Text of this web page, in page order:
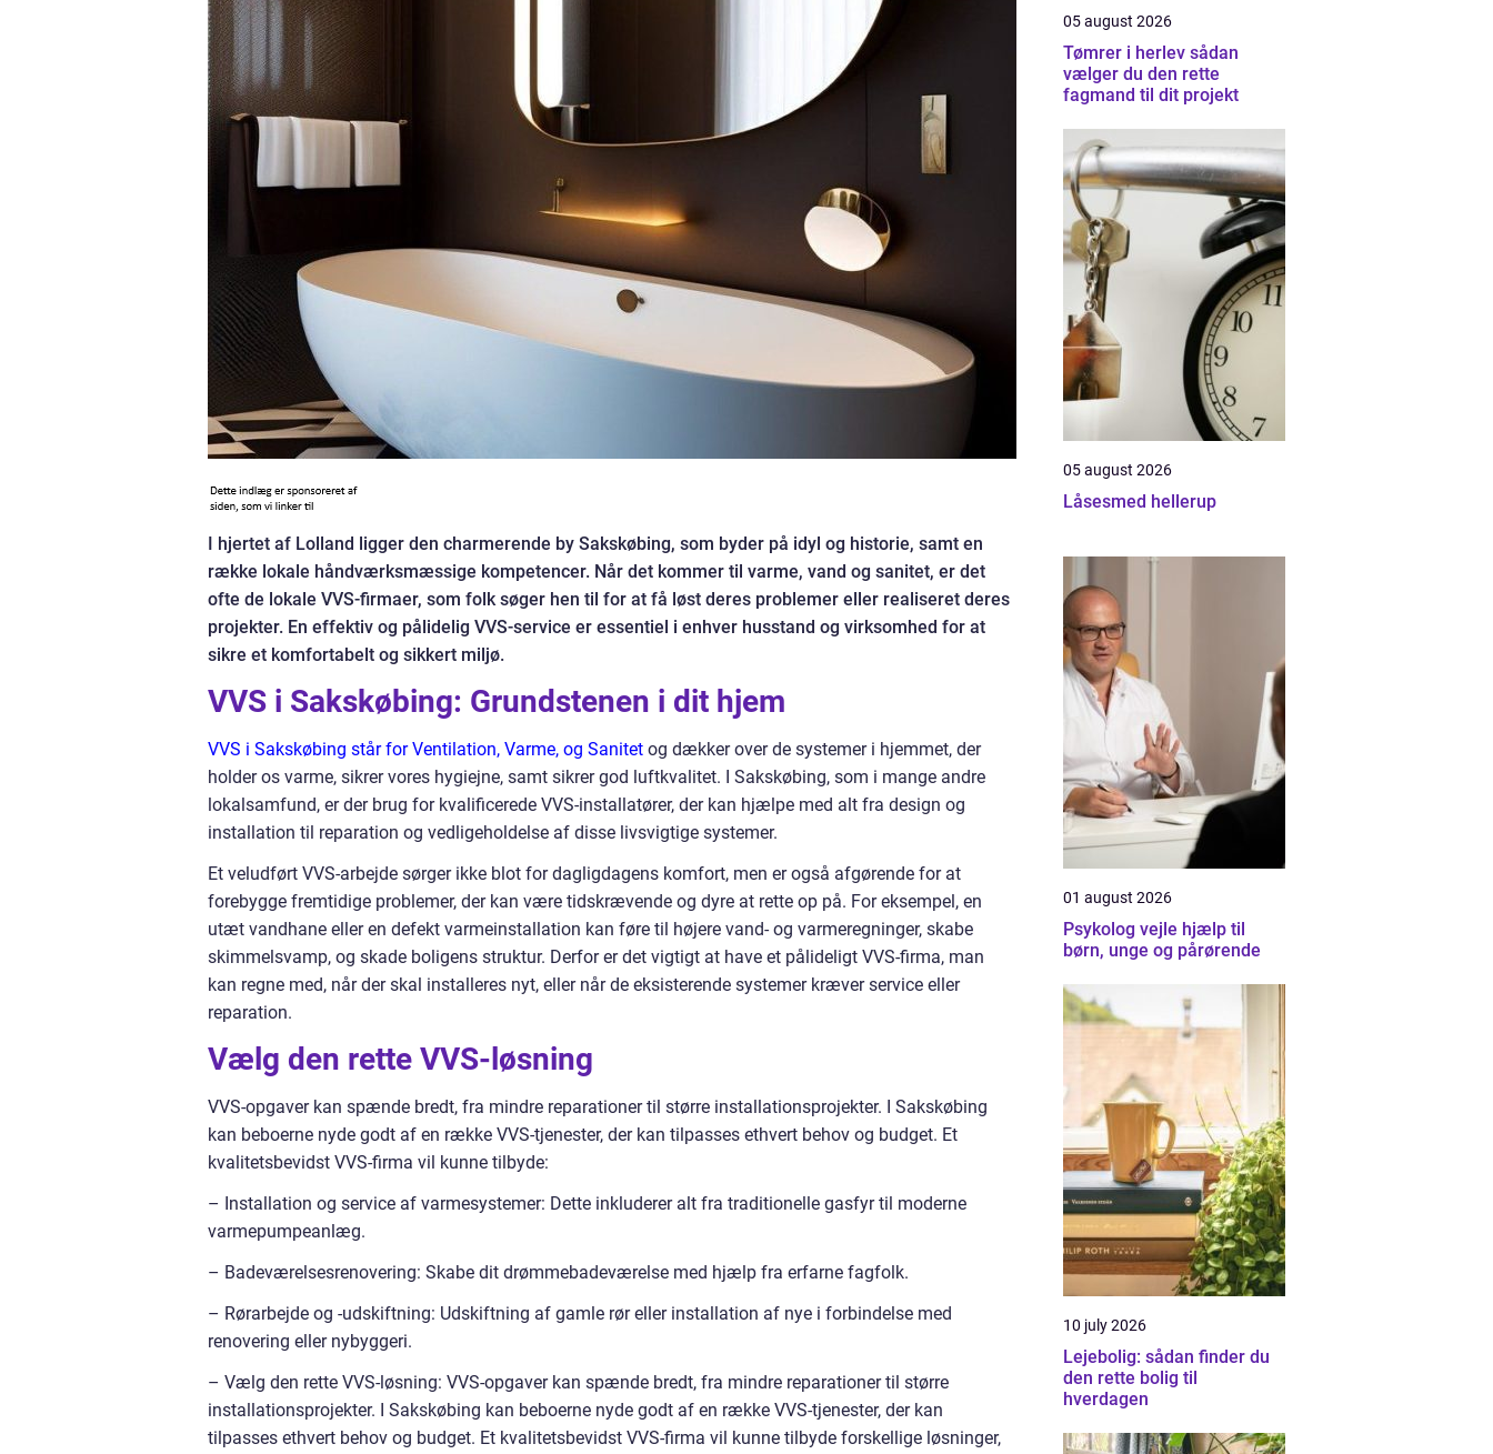
I hjertet af Lolland ligger den charmerende by Sakskøbing, som byder på idyl og historie, samt en
række lokale håndværksmæssige kompetencer. Når det kommer til varme, vand og sanitet, er det
ofte de lokale VVS-firmaer, som folk søger hen til for at få løst deres problemer eller realiseret deres
projekter. En effektiv og pålidelig VVS-service er essentiel i enhver husstand og virksomhed for at
sikre et komfortabelt og sikkert miljø.
VVS i Sakskøbing: Grundstenen i dit hjem
VVS i Sakskøbing står for Ventilation, Varme, og Sanitet og dækker over de systemer i hjemmet, der
holder os varme, sikrer vores hygiejne, samt sikrer god luftkvalitet. I Sakskøbing, som i mange andre
lokalsamfund, er der brug for kvalificerede VVS-installatører, der kan hjælpe med alt fra design og
installation til reparation og vedligeholdelse af disse livsvigtige systemer.
Et veludført VVS-arbejde sørger ikke blot for dagligdagens komfort, men er også afgørende for at
forebygge fremtidige problemer, der kan være tidskrævende og dyre at rette op på. For eksempel, en
utæt vandhane eller en defekt varmeinstallation kan føre til højere vand- og varmeregninger, skabe
skimmelsvamp, og skade boligens struktur. Derfor er det vigtigt at have et pålideligt VVS-firma, man
kan regne med, når der skal installeres nyt, eller når de eksisterende systemer kræver service eller
reparation.
Vælg den rette VVS-løsning
VVS-opgaver kan spænde bredt, fra mindre reparationer til større installationsprojekter. I Sakskøbing
kan beboerne nyde godt af en række VVS-tjenester, der kan tilpasses ethvert behov og budget. Et
kvalitetsbevidst VVS-firma vil kunne tilbyde:
– Installation og service af varmesystemer: Dette inkluderer alt fra traditionelle gasfyr til moderne
varmepumpeanlæg.
– Badeværelsesrenovering: Skabe dit drømmebadeværelse med hjælp fra erfarne fagfolk.
– Rørarbejde og -udskiftning: Udskiftning af gamle rør eller installation af nye i forbindelse med
renovering eller nybyggeri.
– Vælg den rette VVS-løsning: VVS-opgaver kan spænde bredt, fra mindre reparationer til større
installationsprojekter. I Sakskøbing kan beboerne nyde godt af en række VVS-tjenester, der kan
tilpasses ethvert behov og budget. Et kvalitetsbevidst VVS-firma vil kunne tilbyde forskellige løsninger,
05 august 2026
Tømrer i herlev sådan
vælger du den rette
fagmand til dit projekt
05 august 2026
Låsesmed hellerup
01 august 2026
Psykolog vejle hjælp til
børn, unge og pårørende
10 july 2026
Lejebolig: sådan finder du
den rette bolig til
hverdagen